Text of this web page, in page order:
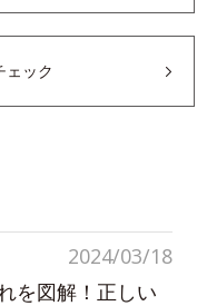
ェック
2024/03/18
を図解！正しい